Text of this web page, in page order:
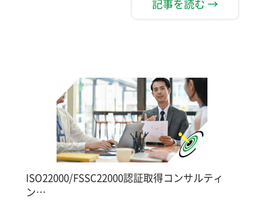
記事を読む →
ISO22000/FSSC22000認証取得コンサルティ
ン…